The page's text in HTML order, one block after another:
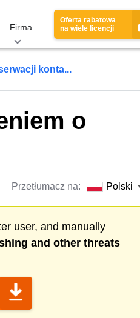
Firma
Oferta rabatowa
na wiele licencji
konta...
o
Przetłumacz na: Polski
user, and manually
and other threats